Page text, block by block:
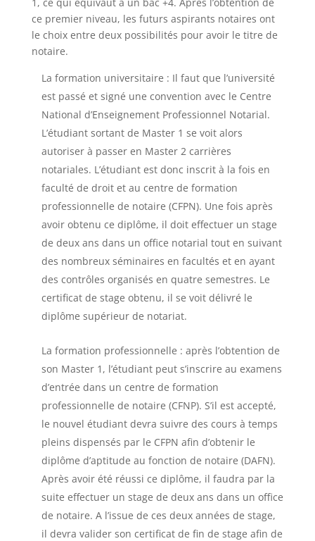
ce premier niveau, les futurs aspirants notaires ont
le choix entre deux possibilités pour avoir le titre de
notaire.
La formation universitaire : Il faut que l’université
est passé et signé une convention avec le Centre
National d’Enseignement Professionnel Notarial.
L’étudiant sortant de Master 1 se voit alors
autoriser à passer en Master 2 carrières
notariales. L’étudiant est donc inscrit à la fois en
faculté de droit et au centre de formation
professionnelle de notaire (CFPN). Une fois après
avoir obtenu ce diplôme, il doit effectuer un stage
de deux ans dans un office notarial tout en suivant
des nombreux séminaires en facultés et en ayant
des contrôles organisés en quatre semestres. Le
certificat de stage obtenu, il se voit délivré le
diplôme supérieur de notariat.
La formation professionnelle : après l’obtention de
son Master 1, l’étudiant peut s’inscrire au examens
d’entrée dans un centre de formation
professionnelle de notaire (CFNP). S’il est accepté,
le nouvel étudiant devra suivre des cours à temps
pleins dispensés par le CFPN afin d’obtenir le
diplôme d’aptitude au fonction de notaire (DAFN).
Après avoir été réussi ce diplôme, il faudra par la
suite effectuer un stage de deux ans dans un office
de notaire. A l’issue de ces deux années de stage,
il devra valider son certificat de fin de stage afin de